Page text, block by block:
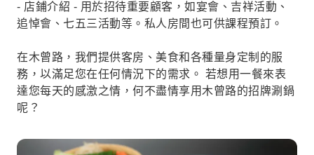
- 店鋪介紹 - 用於招待重要顧客，如宴會、吉祥活動、
追悼會、七五三活動等。私人房間也可供課程預訂。
在木曾路，我們提供客房、美食和各種量身定制的服
務，以滿足您在任何情況下的需求。 若想用一餐來表
達您每天的感激之情，何不盡情享用木曾路的招牌涮鍋
呢？